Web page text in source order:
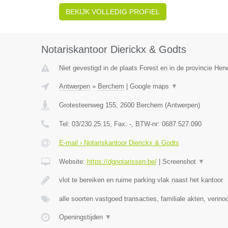
BEKIJK VOLLEDIG PROFIEL
Notariskantoor Dierickx & Godts
Niet gevestigd in de plaats Forest en in de provincie
Antwerpen» Berchem Google maps ▼
Grotesteenweg 155, 2600 Berchem (Antwerpen)
Tel: 03/230.25.15, Fax: -, BTW-nr: 0687.527.090
E-mail › Notariskantoor Dierickx & Godts
Website: https://dgnotarissen.be/| Screenshot ▼
vlot te bereiken en ruime parking vlak naast het kantoor
alle soorten vastgoed transacties, familiale akten,
Openingstijden ▼